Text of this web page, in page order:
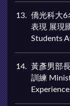
13
僑光科大6
表現 展現
Students
14
黃彥男部
訓練